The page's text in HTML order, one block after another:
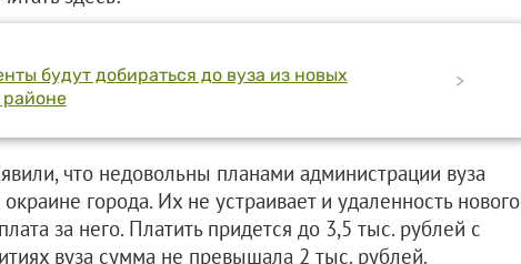
будут добираться до вуза из новых
районе
>
что недовольны планами администрации вуза
города. Их не устраивает и удаленность нового
за него. Платить придется до 3,5 тыс. рублей с
вуза сумма не превышала 2 тыс. рублей.